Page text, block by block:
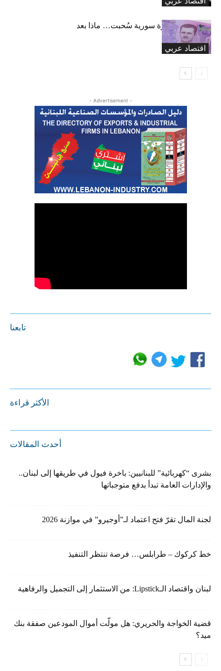
اقتصاد عربي
33.6 تريليون ليرة سورية سُحبت… ماذا بعد
انتهاء المهلة؟
- Advertisement -
تابعنا
الأكثر قراءة
أحدث المقالات
بشرى “كهربائية” للبنانيين: باخرة فيول في طريقها إلى لبنان..
والإدارات العامة تبدأ بدفع متوجباتها
لجنة المال تقرّ فتح اعتماد لـ”أوجيرو” في موازنة 2026
خط كركوك – طرابلس… فرصة تنتظر التنفيذ
لبنان واقتصاد الـLipstick: من الاستثمار إلى التجميل والرفاهية
قضية الخواجة والحريري: هل مولّت أموال المودعين صفقة بنك
ميد؟